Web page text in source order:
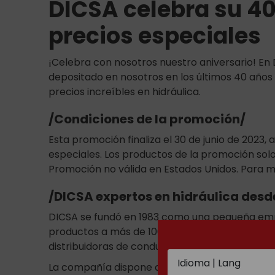
DICSA celebra su
precios especiales
¡Celebra con nosotros nuestro aniversario!
depositado en nosotros en los últimos 40
precios increíbles en hidráulica.
/Condiciones de la promoción/
Esta promoción finaliza el 30 de junio de
especiales. Los productos de la promoción
Promoción no válida en Estados Unidos.
/DICSA expertos en hidráulica
DICSA se fundó en 1983 como una pequeña
productos a más de 100 países. Actualmente
distribuidoras de conducciones y
La compañía dispone de los certificados de